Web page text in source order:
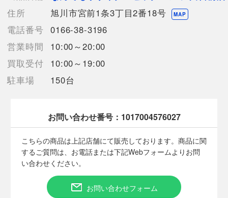
適応ルアーウエイト：2～6g
適応ライン：3～6lb
【詳細備考】
本体に目立ったスレ、キズは見受けられません。
修理歴の有無は分かりかねます。
【使用予定配送業者】佐川急便 飛脚宅配便80サイズ
【こちらの商品は在庫連動システムを導入し、店頭や他ネットシ
ョップと併売を行なっておりますが、タイミングによりシステム
の反映が間に合わず欠品となってしまう場合がございます。
住所
旭川市宮前1条3丁目2番18号 MAP
電話番号 0166-38-3196
営業時間
10:00～20:00
買取受付
10:00～19:00
駐車場
150台
お問い合わせ番号： 1017004576027
こちらの商品は上記店舗にて販売しております。商品に関
するご質問は、お電話または下記Webフォームよりお問
い合わせください。
お問い合わせフォーム